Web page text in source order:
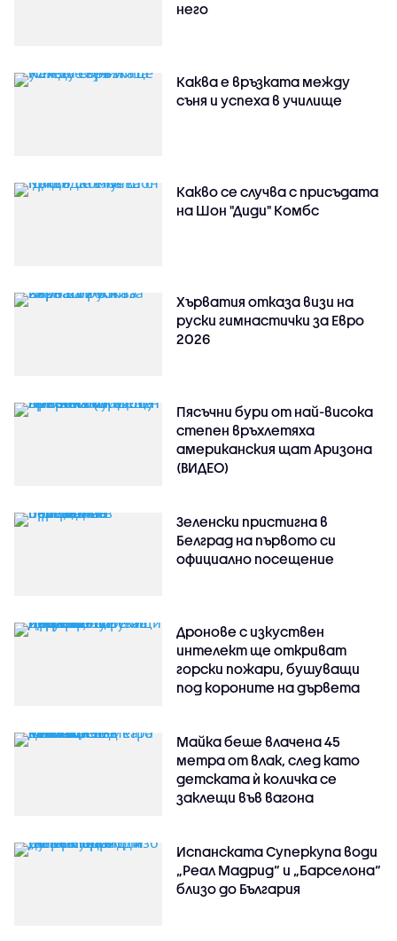
него
Каква е връзката между
съня и успеха в училище
Какво се случва с присъдата
на Шон "Диди" Комбс
Хърватия отказа визи на
руски гимнастички за Евро
2026
Пясъчни бури от най-висока
степен връхлетяха
американския щат Аризона
(ВИДЕО)
Зеленски пристигна в
Белград на първото си
официално посещение
Дронове с изкуствен
интелект ще откриват
горски пожари, бушуващи
под короните на дървета
Майка беше влачена 45
метра от влак, след като
детската ѝ количка се
заклещи във вагона
Испанската Суперкупа води
„Реал Мадрид“ и „Барселона“
близо до България